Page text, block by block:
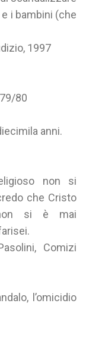
i bambini (che
1997
80
anni.
non si
che Cristo
si è mai
Comizi
l’omicidio